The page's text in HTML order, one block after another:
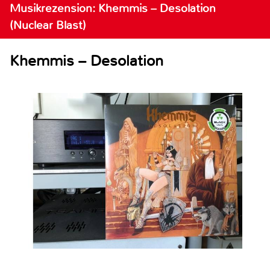
Musikrezension: Khemmis – Desolation
(Nuclear Blast)
Khemmis – Desolation